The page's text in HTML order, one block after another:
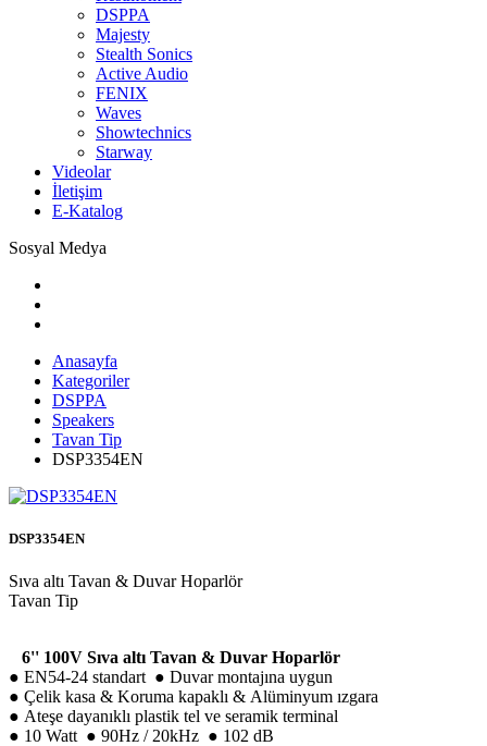
DSPPA
Majesty
Stealth Sonics
Active Audio
FENIX
Waves
Showtechnics
Starway
Videolar
İletişim
E-Katalog
Sosyal Medya
Anasayfa
Kategoriler
DSPPA
Speakers
Tavan Tip
DSP3354EN
DSP3354EN
Sıva altı Tavan & Duvar Hoparlör
Tavan Tip
6'' 100V Sıva altı Tavan & Duvar Hoparlör
● EN54-24 standart ● Duvar montajına uygun
● Çelik kasa & Koruma kapaklı & Alüminyum ızgara
● Ateşe dayanıklı plastik tel ve seramik terminal
● 10 Watt ● 90Hz / 20kHz ● 102 dB